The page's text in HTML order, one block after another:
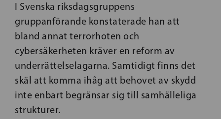
I Svenska riksdagsgruppens
gruppanförande konstaterade han att
bland annat terrorhoten och
cybersäkerheten kräver en reform av
underrättelselagarna. Samtidigt finns det
skäl att komma ihåg att behovet av skydd
inte enbart begränsar sig till samhälleliga
strukturer.